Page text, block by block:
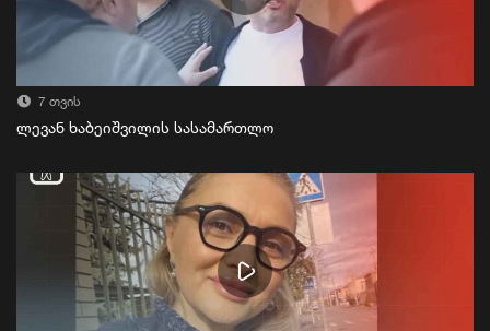
7 თვის
ლევან ხაბეიშვილის სასამართლო